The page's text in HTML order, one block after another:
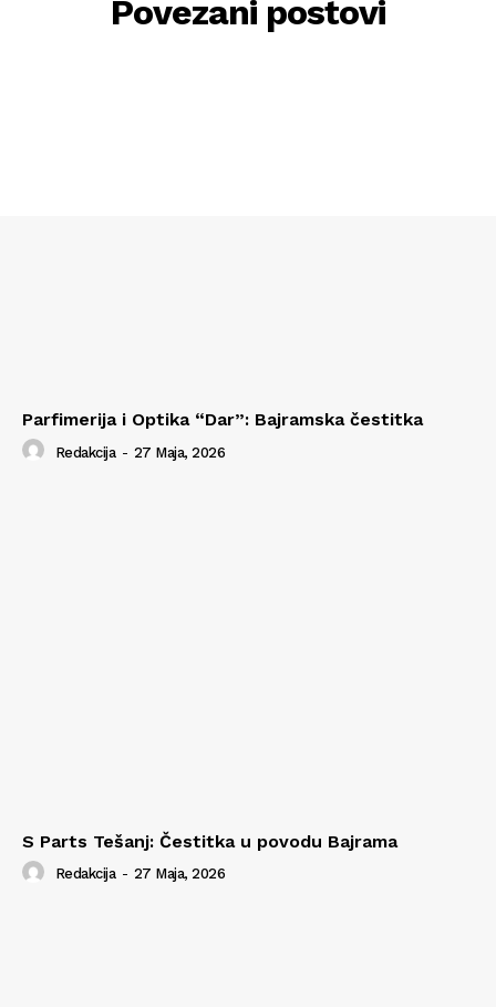
Povezani postovi
Parfimerija i Optika “Dar”: Bajramska čestitka
Redakcija - 27 Maja, 2026
S Parts Tešanj: Čestitka u povodu Bajrama
Redakcija - 27 Maja, 2026